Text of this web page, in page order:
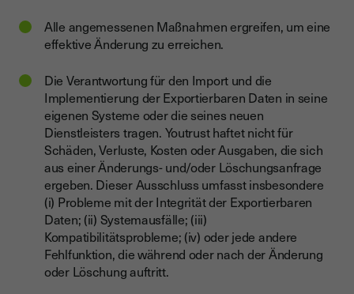
Alle angemessenen Maßnahmen ergreifen, um eine
effektive Änderung zu erreichen.
Die Verantwortung für den Import und die
Implementierung der Exportierbaren Daten in seine
eigenen Systeme oder die seines neuen
Dienstleisters tragen. Youtrust haftet nicht für
Schäden, Verluste, Kosten oder Ausgaben, die sich
aus einer Änderungs- und/oder Löschungsanfrage
ergeben. Dieser Ausschluss umfasst insbesondere
(i) Probleme mit der Integrität der Exportierbaren
Daten; (ii) Systemausfälle; (iii)
Kompatibilitätsprobleme; (iv) oder jede andere
Fehlfunktion, die während oder nach der Änderung
oder Löschung auftritt.